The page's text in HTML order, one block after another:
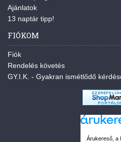
Ajánlatok
13 naptár tipp!
FIÓKOM
Fiók
Rendelés követés
GY.I.K. - Gyakran ismétlődő
Árukereső, a